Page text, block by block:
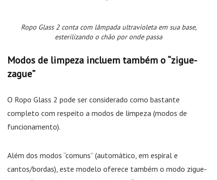
Ropo Glass 2 conta com lâmpada ultravioleta em sua base,
esterilizando o chão por onde passa
Modos de limpeza incluem também o “zigue-
zague”
O Ropo Glass 2 pode ser considerado como bastante
completo com respeito a modos de limpeza (modos de
funcionamento).
Além dos modos “comuns” (automático, em espiral e
cantos/bordas), este modelo oferece também o modo zigue-